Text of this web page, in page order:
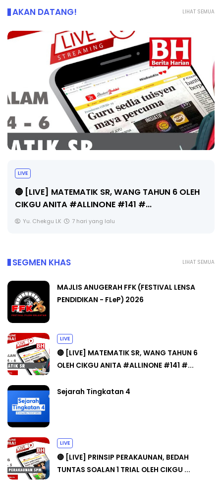
LIHAT SEMUA
AKAN DATANG!
Sejarah Tingkatan 4
Unknown 7 hari yang lalu
LIHAT SEMUA
SEGMEN KHAS
MAJLIS ANUGERAH FFK (FESTIVAL LENSA
PENDIDIKAN - FLeP) 2026
LIVE
🔴 [LIVE] MATEMATIK SR, WANG TAHUN 6
OLEH CIKGU ANITA #ALLINONE #141 #...
Sejarah Tingkatan 4
LIVE
🔴 [LIVE] PRINSIP PERAKAUNAN, BEDAH
TUNTAS SOALAN 1 TRIAL OLEH CIKGU ...